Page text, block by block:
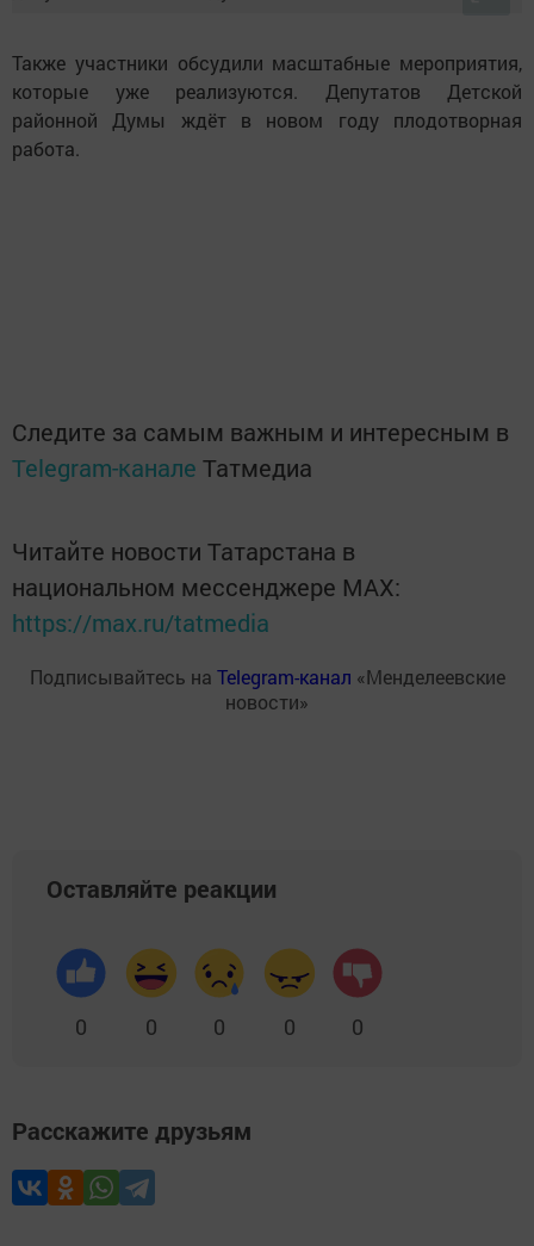
Также участники обсудили масштабные мероприятия,
которые уже реализуются. Депутатов Детской
районной Думы ждёт в новом году плодотворная
работа.
Следите за самым важным и интересным в
Telegram-канале Татмедиа
Читайте новости Татарстана в
национальном мессенджере MАХ:
https://max.ru/tatmedia
Подписывайтесь на Telegram-канал «Менделеевские
новости»
Оставляйте реакции
0 0 0 0 0
Расскажите друзьям